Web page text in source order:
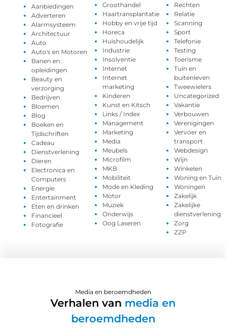
Aanbiedingen
Adverteren
Alarmsysteem
Architectuur
Auto
Auto's en Motoren
Banen en
opleidingen
Beauty en
verzorging
Bedrijven
Bloemen
Blog
Boeken en
Tijdschriften
Cadeau
Dienstverlening
Dieren
Electronica en
Computers
Energie
Entertainment
Eten en drinken
Financieel
Fotografie
Groothandel
Haartransplantatie
Hobby en vrije tijd
Horeca
Huishoudelijk
Industrie
Insolventie
Internet
Internet
marketing
Kinderen
Kunst en Kitsch
Links / Index
Management
Marketing
Media
Meubels
Microfilm
MKB
Mobiliteit
Mode en Kleding
Motor
Muziek
Onderwijs
Oog Laseren
Rechten
Relatie
Scanning
Sport
Telefonie
Testing
Toerisme
Tuin en
buitenleven
Tweewielers
Uncategorized
Vakantie
Verbouwen
Verenigingen
Vervoer en
transport
Webdesign
Wijn
Winkelen
Woning en Tuin
Woningen
Zakelijk
Zakelijke
dienstverlening
Zorg
ZZP
Media en beroemdheden
Verhalen van media en
beroemdheden